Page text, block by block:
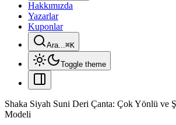
Hakkımızda
Yazarlar
Kuponlar
Ara...⌘K
Toggle theme
Shaka Siyah Suni Deri Çanta: Çok Yönlü ve
Modeli